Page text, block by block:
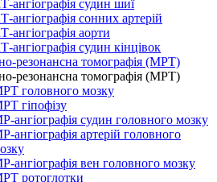
ангіографія судин шиї
ангіографія сонних артерій
ангіографія аорти
ангіографія судин кінцівок
резонансна томографія (МРТ)
резонансна томографія (МРТ)
головного мозку
гіпофізу
ангіографія судин головного мозку
ангіографія артерій головного
ангіографія вен головного мозку
ротоглотки